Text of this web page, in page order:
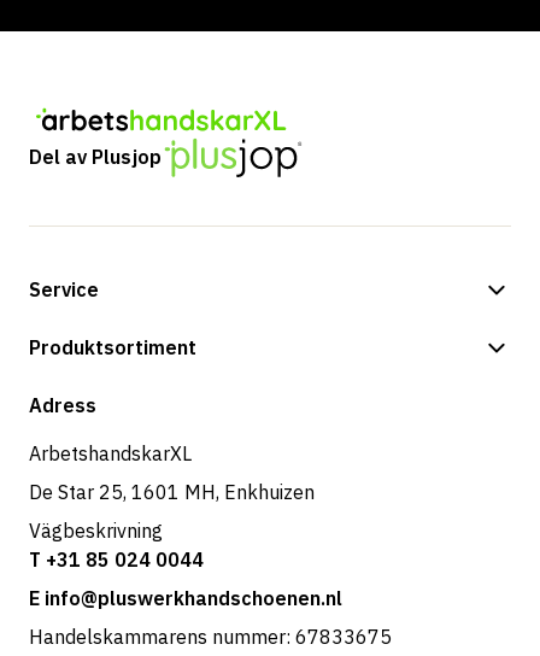
Del av Plusjop
Service
Betalningsalternativ
Returer & service
Produktsortiment
Butik
Adress
ArbetshandskarXL
De Star 25, 1601 MH, Enkhuizen
Vägbeskrivning
T +31 85 024 0044
E info@pluswerkhandschoenen.nl
Handelskammarens nummer: 67833675